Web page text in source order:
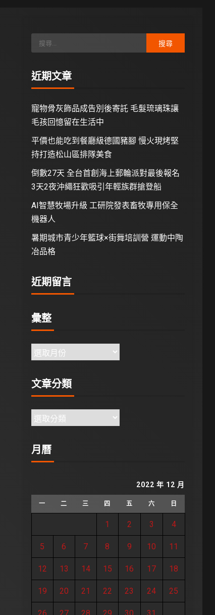
近期文章
寵物骨灰飾品成告別後寄託 毛髮琉璃珠讓
毛孩回憶留在生活中
平價也能吃到餐廳級德國豬腳 慢火現烤堅
持打造松山區排隊美食
倒數27天 全台首創海上郵輪派對最後報名
3天2夜沖繩狂歡吸引年輕族群搶登船
AI智慧牧場升級 工研院發表畜牧專用保全
機器人
暑期城市青少年籃球×街舞培訓營 運動中陶
冶品格
近期留言
彙整
文章分類
月曆
2022 年 12 月
一 二 三 四 五 六 日
1 2 3 4
5 6 7 8 9 10 11
12 13 14 15 16 17 18
19 20 21 22 23 24 25